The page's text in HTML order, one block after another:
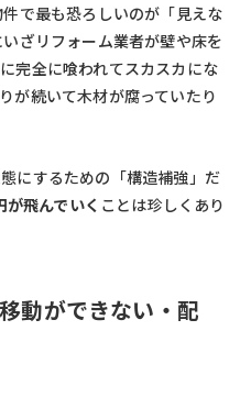
で最も恐ろしいのが「見えな
ざリフォーム業者が壁や床を
完全に喰われてスカスカにな
が続いて木材が腐っていたり
にするための「構造補強」だ
飛んでいく ことは珍しくあり
動ができない・配